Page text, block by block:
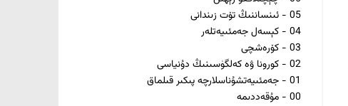
05 - ئىنساننىڭ تۆت زىندانى
04 - كېسەل جەمئىيەتلەر
03 - كۆرەشچى
02 - كورونا ۋە كەلگۈسىنىڭ دۇنياسى
01 - جەمئىيەتشۇناسلارچە پىكىر قىلماق
00 - مۇقەددىمە